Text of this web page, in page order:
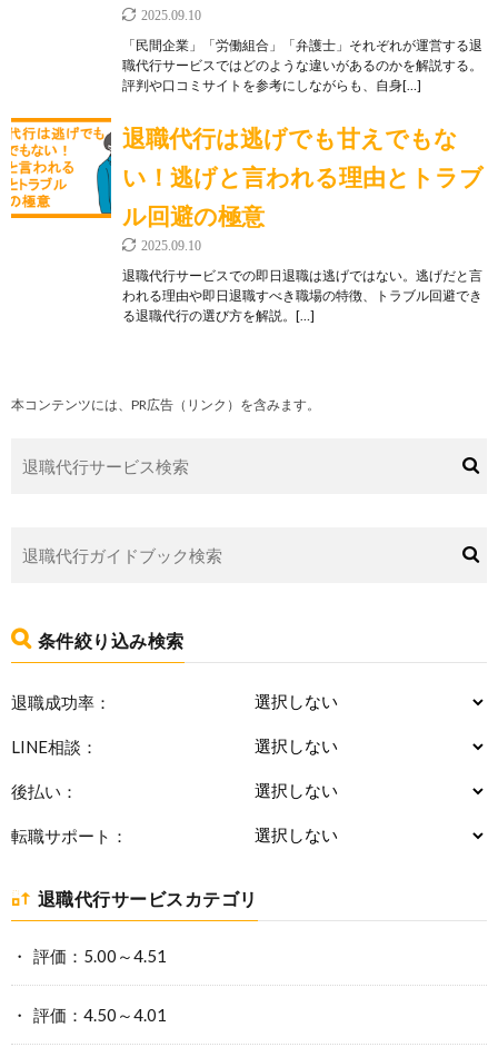
2025.09.10
「民間企業」「労働組合」「弁護士」それぞれが運営する退
職代行サービスではどのような違いがあるのかを解説する。
評判や口コミサイトを参考にしながらも、自身[…]
退職代行は逃げでも甘えでもな
い！逃げと言われる理由とトラブ
ル回避の極意
2025.09.10
退職代行サービスでの即日退職は逃げではない。逃げだと言
われる理由や即日退職すべき職場の特徴、トラブル回避でき
る退職代行の選び方を解説。[…]
本コンテンツには、PR広告（リンク）を含みます。
条件絞り込み検索
退職成功率：
LINE相談：
後払い：
転職サポート：
退職代行サービスカテゴリ
評価：5.00～4.51
評価：4.50～4.01